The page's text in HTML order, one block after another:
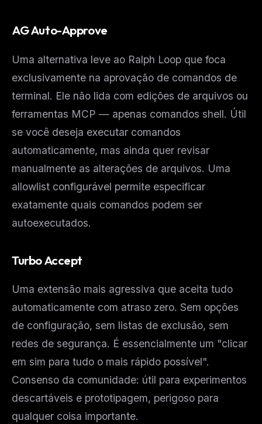
AG Auto-Approve
Uma alternativa leve ao Ralph Loop que foca
exclusivamente na aprovação de comandos de
terminal. Ele não lida com edições de arquivos ou
ferramentas MCP — apenas comandos shell. Útil
se você deseja executar comandos
automaticamente, mas ainda quer revisar
manualmente as alterações de arquivos. Uma
allowlist configurável permite especificar
exatamente quais comandos podem ser
autoexecutados.
Turbo Accept
Uma extensão mais agressiva que aceita tudo
automaticamente com atraso zero. Sem opções
de configuração, sem listas de exclusão, sem
redes de segurança. É essencialmente um "clicar
em sim para tudo o mais rápido possível".
Consenso da comunidade: útil para experimentos
descartáveis e prototipagem, perigoso para
qualquer coisa importante.